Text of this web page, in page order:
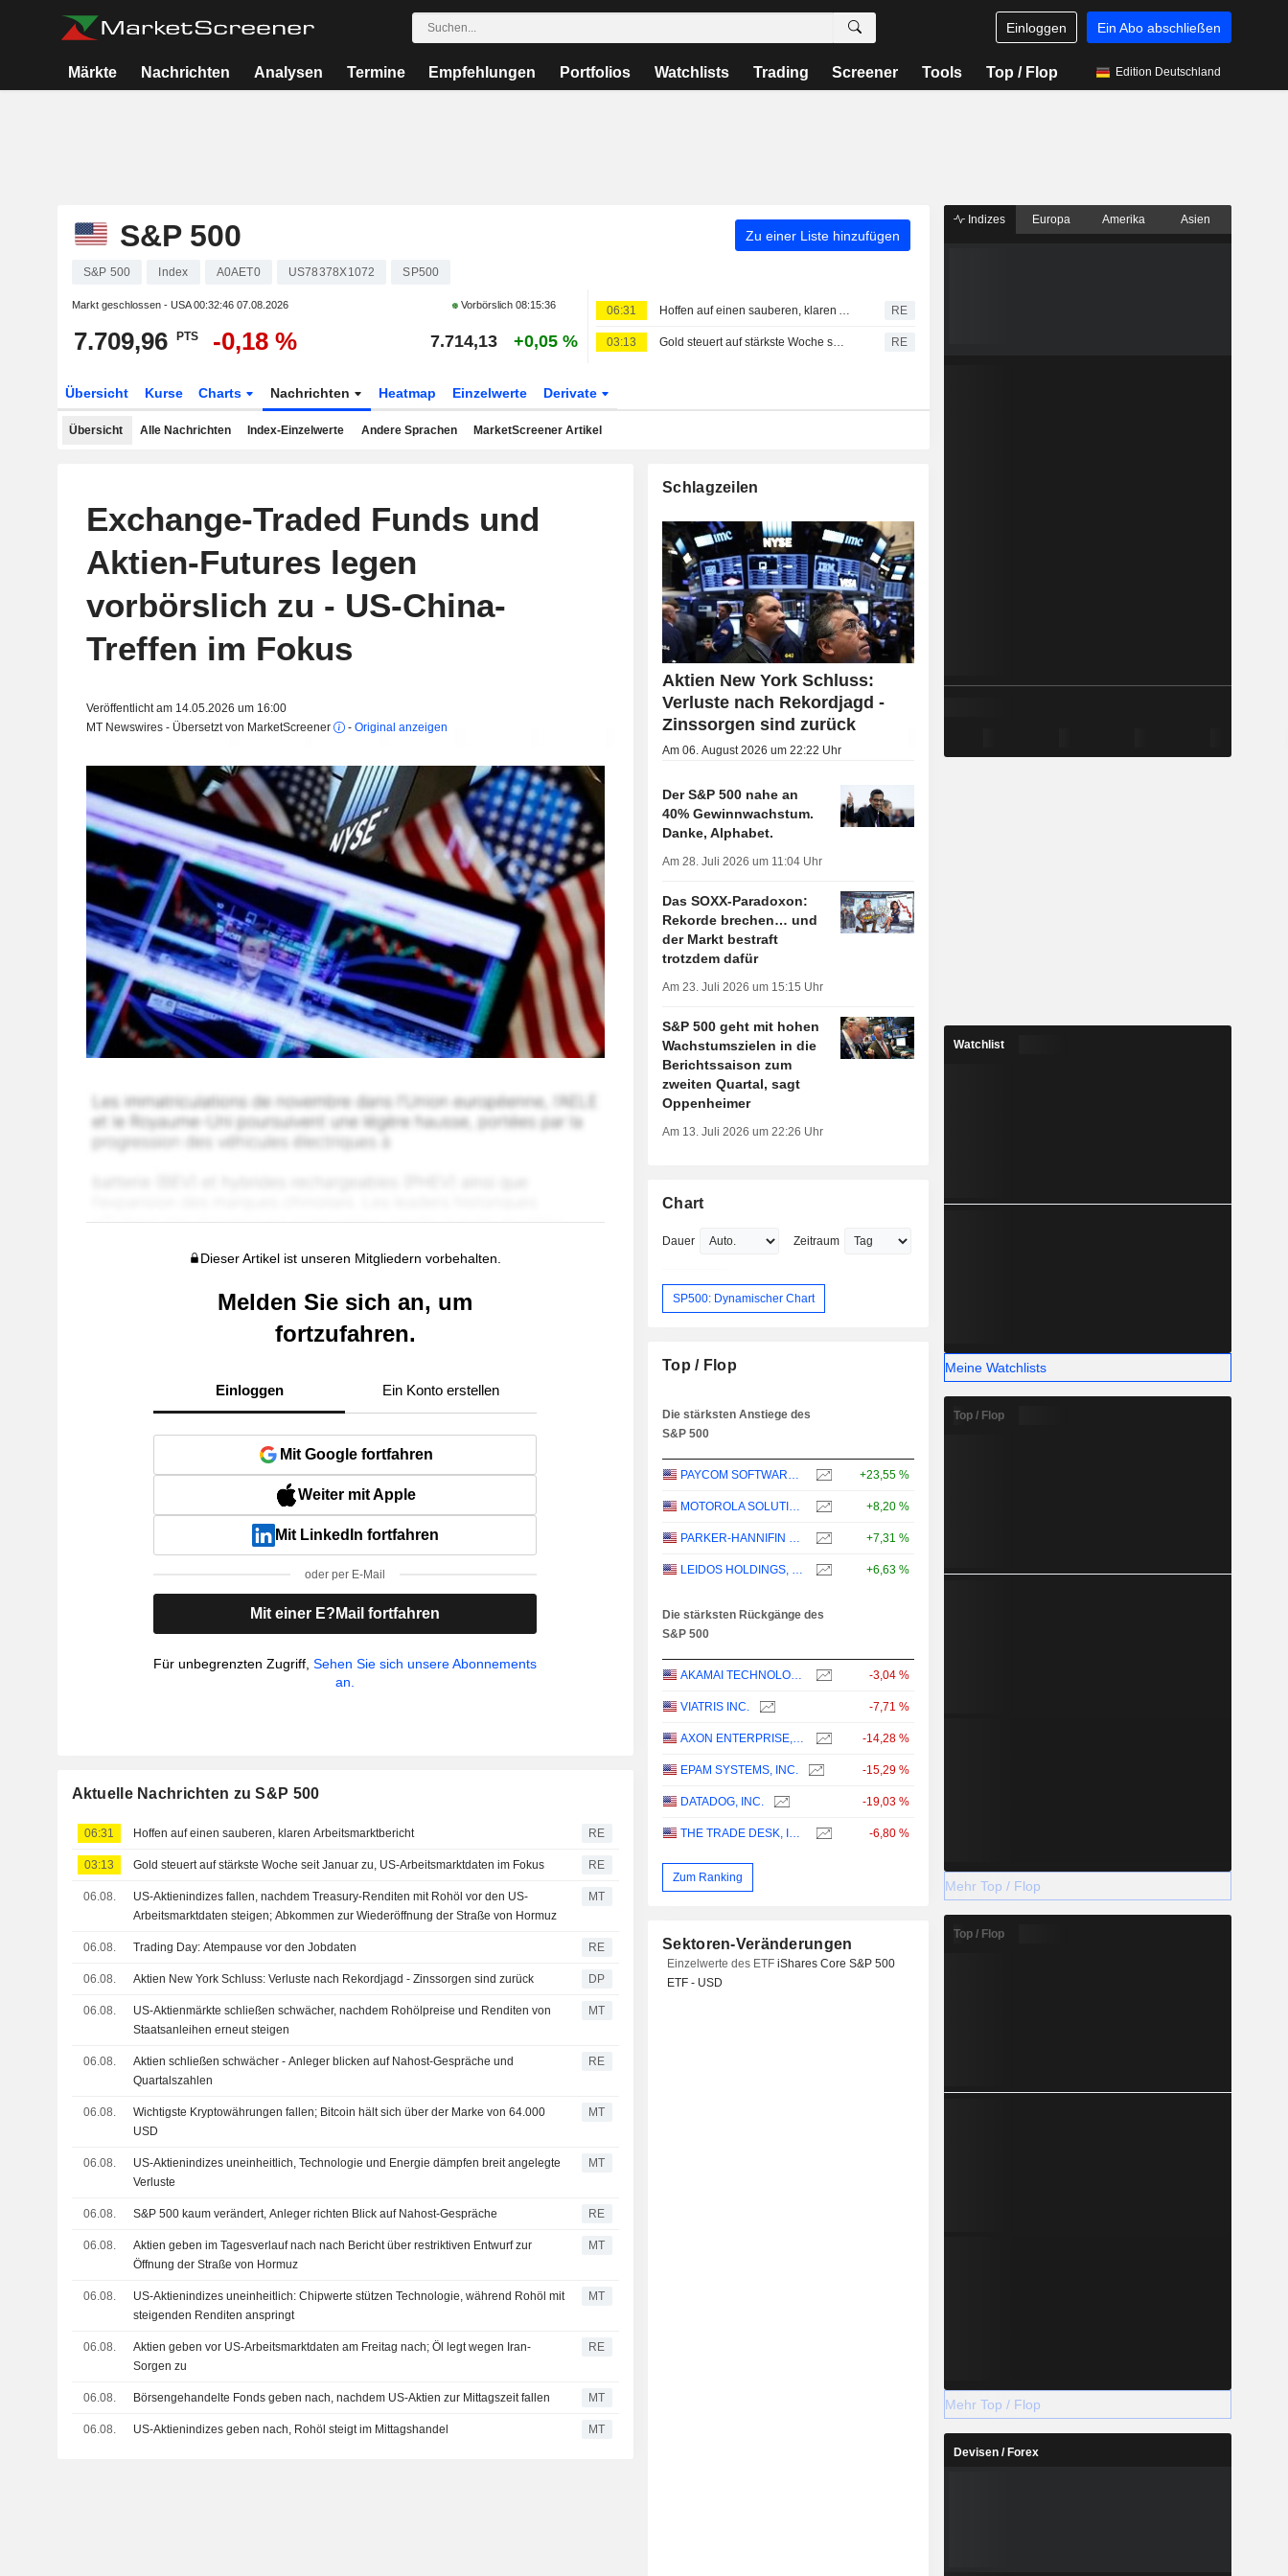
Einloggen Ein Abo abschließen
Märkte Nachrichten Analysen Termine Empfehlungen Portfolios Watchlists Trading Screener Tools Top / Flop Edition Deutschland
S&P 500 Zu einer Liste hinzufügen
S&P 500 Index A0AET0 US78378X1072 SP500
Markt geschlossen - USA00:32:46 07.08.2026 Vorbörslich 08:15:36
7.709,96 PTS -0,18 % 7.714,13 +0,05 %
06:31 Hoffen auf einen sauberen, klaren Arbeitsmarktbericht RE
03:13 Gold steuert auf stärkste Woche seit Januar zu, US-Arbeitsmarktdaten im Fokus RE
Übersicht Kurse Charts Nachrichten Heatmap Einzelwerte Derivate
Übersicht Alle Nachrichten Index-Einzelwerte Andere Sprachen MarketScreener Artikel
Exchange-Traded Funds und
Aktien-Futures legen
vorbörslich zu - US-China-
Treffen im Fokus
Veröffentlicht am 14.05.2026 um 16:00
MT Newswires - Übersetzt von MarketScreener
- Original anzeigen
Dieser Artikel ist unseren Mitgliedern vorbehalten.
Melden Sie sich an, um
fortzufahren.
Einloggen Ein Konto erstellen
Mit Google fortfahren
Weiter mit Apple
Mit LinkedIn fortfahren
oder per E-Mail
Mit einer E?Mail fortfahren
Für unbegrenzten Zugriff,Sehen Sie sich unsere Abonnements
an.
Aktuelle Nachrichten zu S&P 500
06:31 Hoffen auf einen sauberen, klaren Arbeitsmarktbericht RE
03:13 Gold steuert auf stärkste Woche seit Januar zu, US-Arbeitsmarktdaten im Fokus RE
06.08.
US-Aktienindizes fallen, nachdem Treasury-Renditen mit Rohöl vor den US-
Arbeitsmarktdaten steigen; Abkommen zur Wiederöffnung der Straße von Hormuz
MT
06.08. Trading Day: Atempause vor den Jobdaten RE
06.08. Aktien New York Schluss: Verluste nach Rekordjagd - Zinssorgen sind zurück DP
06.08.
US-Aktienmärkte schließen schwächer, nachdem Rohölpreise und Renditen von
Staatsanleihen erneut steigen
MT
06.08.
Aktien schließen schwächer - Anleger blicken auf Nahost-Gespräche und
Quartalszahlen
RE
06.08.
Wichtigste Kryptowährungen fallen; Bitcoin hält sich über der Marke von 64.000
USD
MT
06.08.
US-Aktienindizes uneinheitlich, Technologie und Energie dämpfen breit angelegte
Verluste
MT
06.08. S&P 500 kaum verändert, Anleger richten Blick auf Nahost-Gespräche RE
06.08.
Aktien geben im Tagesverlauf nach nach Bericht über restriktiven Entwurf zur
Öffnung der Straße von Hormuz
MT
06.08.
US-Aktienindizes uneinheitlich: Chipwerte stützen Technologie, während Rohöl mit
steigenden Renditen anspringt
MT
06.08.
Aktien geben vor US-Arbeitsmarktdaten am Freitag nach; Öl legt wegen Iran-
Sorgen zu
RE
06.08. Börsengehandelte Fonds geben nach, nachdem US-Aktien zur Mittagszeit fallen MT
06.08. US-Aktienindizes geben nach, Rohöl steigt im Mittagshandel MT
Schlagzeilen
Aktien New York Schluss:
Verluste nach Rekordjagd -
Zinssorgen sind zurück
Am 06. August 2026 um 22:22 Uhr
Der S&P 500 nahe an
40% Gewinnwachstum.
Danke, Alphabet.
Am 28. Juli 2026 um 11:04 Uhr
Das SOXX-Paradoxon:
Rekorde brechen… und
der Markt bestraft
trotzdem dafür
Am 23. Juli 2026 um 15:15 Uhr
S&P 500 geht mit hohen
Wachstumszielen in die
Berichtssaison zum
zweiten Quartal, sagt
Oppenheimer
Am 13. Juli 2026 um 22:26 Uhr
Chart
Dauer Zeitraum
SP500: Dynamischer Chart
Top / Flop
Die stärksten Anstiege des
S&P 500
PAYCOM SOFTWARE, INC. +23,55 %
MOTOROLA SOLUTIONS, INC. +8,20 %
PARKER-HANNIFIN CORPORATION +7,31 %
LEIDOS HOLDINGS, INC. +6,63 %
Die stärksten Rückgänge des
S&P 500
AKAMAI TECHNOLOGIES, INC. -3,04 %
VIATRIS INC. -7,71 %
AXON ENTERPRISE, INC. -14,28 %
EPAM SYSTEMS, INC. -15,29 %
DATADOG, INC. -19,03 %
THE TRADE DESK, INC. -6,80 %
Zum Ranking
Sektoren-Veränderungen
Einzelwerte des ETFiShares Core S&P 500
ETF - USD
Indizes Europa Amerika Asien
Watchlist
Meine Watchlists
Top / Flop
Mehr Top / Flop
Top / Flop
Mehr Top / Flop
Devisen / Forex